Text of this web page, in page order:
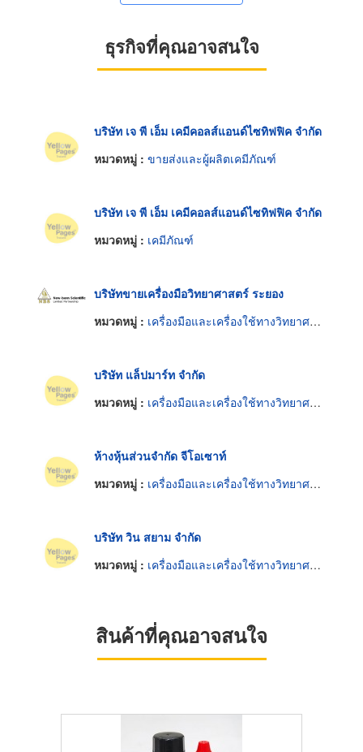
ธุรกิจที่คุณอาจสนใจ
บริษัท เจ พี เอ็ม เคมีคอลส์แอนด์ไซทิฟฟิค จำกัด
หมวดหมู่ : ขายส่งและผู้ผลิตเคมีภัณฑ์
บริษัท เจ พี เอ็ม เคมีคอลส์แอนด์ไซทิฟฟิค จำกัด
หมวดหมู่ : เคมีภัณฑ์
บริษัทขายเครื่องมือวิทยาศาสตร์ ระยอง
หมวดหมู่ : เครื่องมือและเครื่องใช้ทางวิทยาศาสตร์
บริษัท แล็ปมาร์ท จำกัด
หมวดหมู่ : เครื่องมือและเครื่องใช้ทางวิทยาศาสตร์
ห้างหุ้นส่วนจำกัด จีโอเซาท์
หมวดหมู่ : เครื่องมือและเครื่องใช้ทางวิทยาศาสตร์
บริษัท วิน สยาม จำกัด
หมวดหมู่ : เครื่องมือและเครื่องใช้ทางวิทยาศาสตร์
สินค้าที่คุณอาจสนใจ